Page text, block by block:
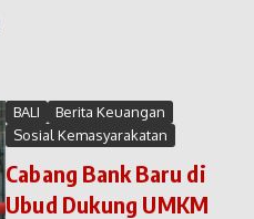
BALI
Berita Keuangan
Sosial Kemasyarakatan
Cabang Bank Baru di
Ubud Dukung UMKM